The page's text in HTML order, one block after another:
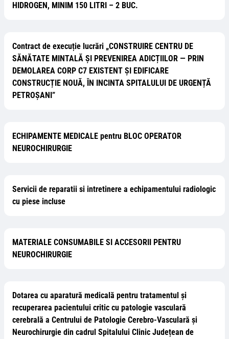
HIDROGEN, MINIM 150 LITRI – 2 BUC.
Contract de execuție lucrări „CONSTRUIRE CENTRU DE
SĂNĂTATE MINTALĂ ȘI PREVENIREA ADICȚIILOR — PRIN
DEMOLAREA CORP C7 EXISTENT ȘI EDIFICARE
CONSTRUCȚIE NOUĂ, ÎN INCINTA SPITALULUI DE URGENȚĂ
PETROȘANI”
ECHIPAMENTE MEDICALE pentru BLOC OPERATOR
NEUROCHIRURGIE
Servicii de reparatii si intretinere a echipamentului radiologic
cu piese incluse
MATERIALE CONSUMABILE SI ACCESORII PENTRU
NEUROCHIRURGIE
Dotarea cu aparatură medicală pentru tratamentul și
recuperarea pacientului critic cu patologie vasculară
cerebrală a Centrului de Patologie Cerebro-Vasculară și
Neurochirurgie din cadrul Spitalului Clinic Județean de